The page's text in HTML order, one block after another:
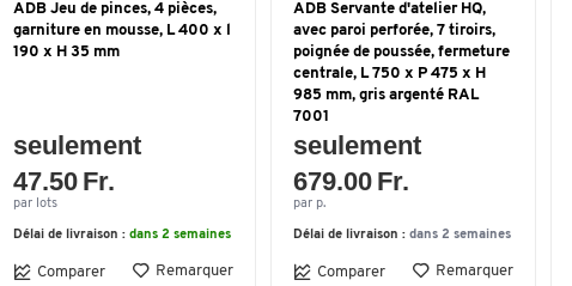
ADB Jeu de pinces, 4 pièces,
garniture en mousse, L 400 x l
190 x H 35 mm
seulement
47.50 Fr.
par lots
Délai de livraison : dans 2 semaines
Comparer Remarquer
ADB Servante d'atelier HQ,
avec paroi perforée, 7 tiroirs,
poignée de poussée, fermeture
centrale, L 750 x P 475 x H
985 mm, gris argenté RAL
7001
seulement
679.00 Fr.
par p.
Délai de livraison : dans 2 semaines
Comparer Remarquer